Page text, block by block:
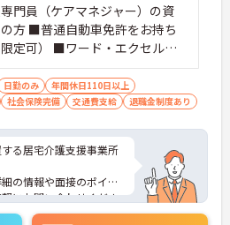
門員（ケアマネジャー）の資
方 ■普通自動車免許をお持ち
定可） ■ワード・エクセルの
きれば可
日勤のみ
年間休日110日以上
社会保険完備 交通費支給 退職金制度あり
る居宅介護支援事業所
の情報や面接のポイン
にお問い合わせくださ